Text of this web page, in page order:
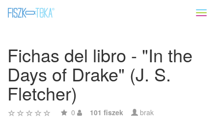
Fichas del libro - "In the
Days of Drake" (J. S.
Fletcher)
0 101 fiszek brak